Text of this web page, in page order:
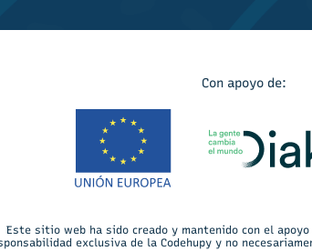
Con apoyo de:
Este sitio web ha sido creado y mantenido con el
exclusiva de la Codehupy y no